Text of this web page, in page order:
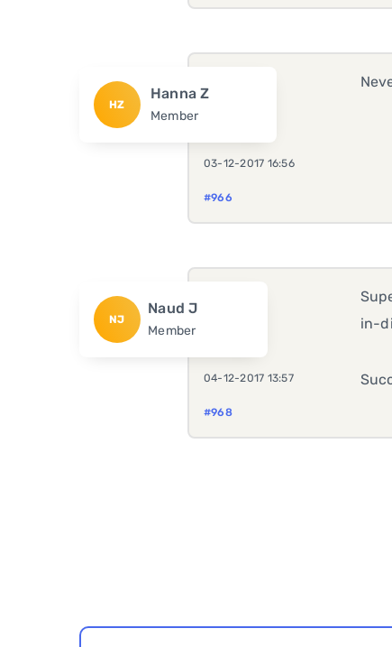
HZ
Hanna Z
Member
03-12-2017 16:56
#966
NJ
Naud J
Member
04-12-2017 13:57
#968
in-